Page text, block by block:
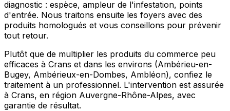
diagnostic : espèce, ampleur de l'infestation, points
d'entrée. Nous traitons ensuite les foyers avec des
produits homologués et vous conseillons pour prévenir
tout retour.
Plutôt que de multiplier les produits du commerce peu
efficaces à Crans et dans les environs (Ambérieu-en-
Bugey, Ambérieux-en-Dombes, Ambléon), confiez le
traitement à un professionnel. L'intervention est assurée
à Crans, en région Auvergne-Rhône-Alpes, avec
garantie de résultat.